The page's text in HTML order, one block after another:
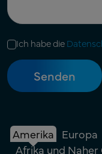
Ich habe die
Amerika Europa
Afrika und Naher